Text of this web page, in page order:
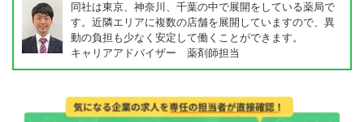
同社は東京、神奈川、千葉の中で展開をしている薬局で
す。近隣エリアに複数の店舗を展開していますので、異
動の負担も少なく安定して働くことができます。
キャリアアドバイザー 薬剤師担当